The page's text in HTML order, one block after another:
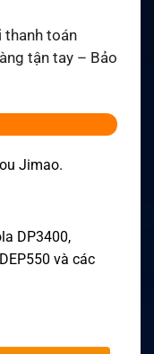
toán
tận tay – Bảo
Jimao.
DP3400,
và các